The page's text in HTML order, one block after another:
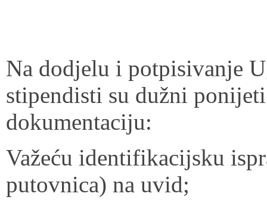
Na dodjelu i potpisivanje
stipendisti su dužni
dokumentaciju:
Važeću identifikacijsku
putovnica) na uvid;